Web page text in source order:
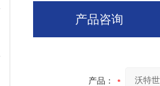
产品咨询
产品：